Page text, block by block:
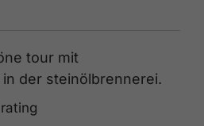
tour mit
der steinölbrennerei.